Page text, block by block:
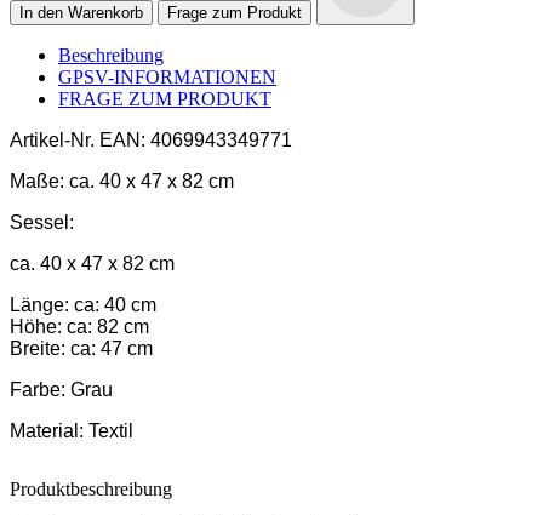
In den Warenkorb Frage zum Produkt
Beschreibung
GPSV-INFORMATIONEN
FRAGE ZUM PRODUKT
Artikel-Nr. EAN: 4069943349771
Maße: ca. 40 x 47 x 82 cm
Sessel:
ca. 40 x 47 x 82 cm
Länge: ca: 40 cm
Höhe: ca: 82 cm
Breite: ca: 47 cm
Farbe: Grau
Material: Textil
Produktbeschreibung